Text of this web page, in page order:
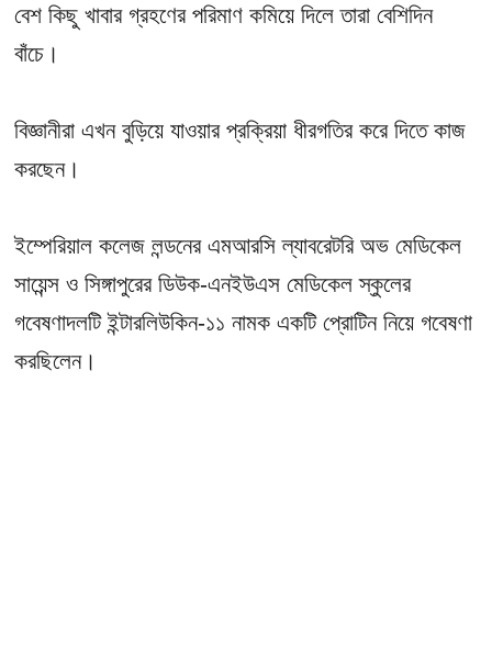
বেশ কিছু খাবার গ্রহণের পরিমাণ কমিয়ে দিলে তারা বেশিদিন
বাঁচে।
বিজ্ঞানীরা এখন বুড়িয়ে যাওয়ার প্রক্রিয়া ধীরগতির করে দিতে কাজ
করছেন।
ইম্পেরিয়াল কলেজ লন্ডনের এমআরসি ল্যাবরেটরি অভ মেডিকেল
সায়েন্স ও সিঙ্গাপুরের ডিউক-এনইউএস মেডিকেল স্কুলের
গবেষণাদলটি ইন্টারলিউকিন-১১ নামক একটি প্রোটিন নিয়ে গবেষণা
করছিলেন।